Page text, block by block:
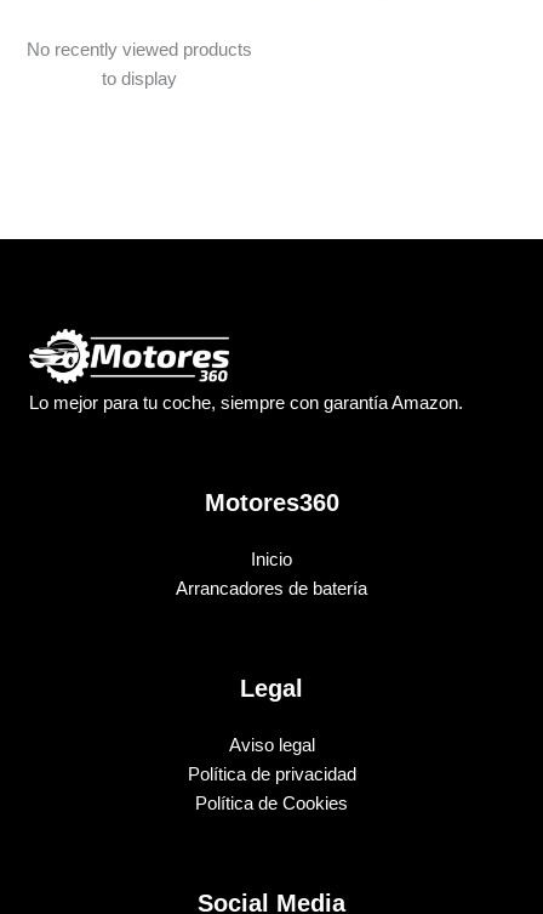
No recently viewed products
to display
Lo mejor para tu coche, siempre con garantía Amazon.
Motores360
Inicio
Arrancadores de batería
Legal
Aviso legal
Política de privacidad
Política de Cookies
Social Media